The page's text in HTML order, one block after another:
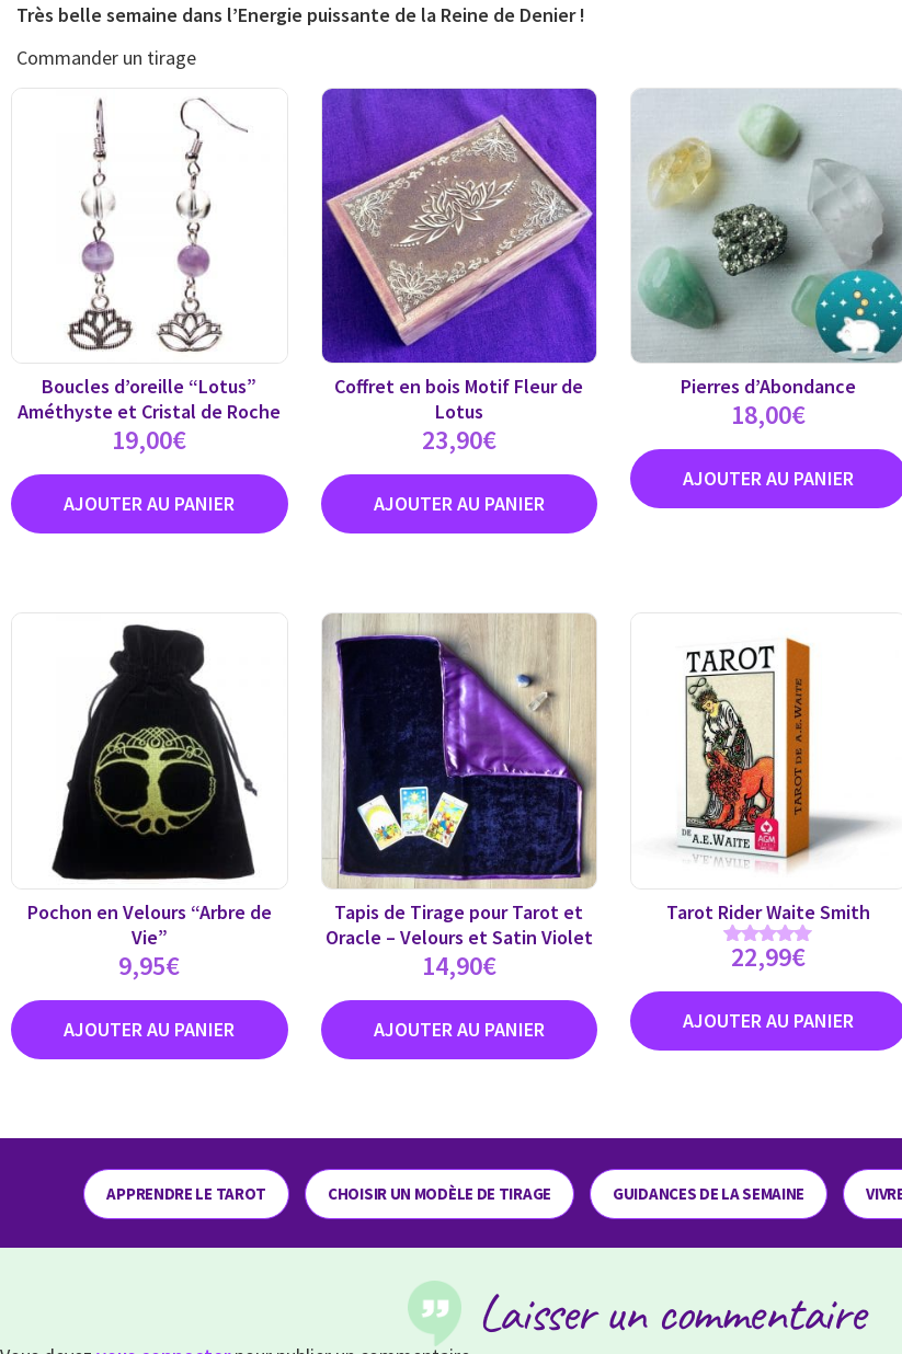
Très belle semaine dans l’Energie puissante de la Reine de Denier !
Commander un tirage
Boucles d’oreille “Lotus”
Améthyste et Cristal de Roche
19,00€
Coffret en bois Motif Fleur de
Lotus
23,90€
Pierres d’Abondance
18,00€
Pochon en Velours “Arbre de
Vie”
9,95€
Tapis de Tirage pour Tarot et
Oracle – Velours et Satin Violet
14,90€
Tarot Rider Waite Smith
Note
4.89
sur 5
22,99€
APPRENDRE LE TAROT CHOISIR UN MODÈLE DE TIRAGE GUIDANCES DE LA SEMAINE
Laisser un commentaire